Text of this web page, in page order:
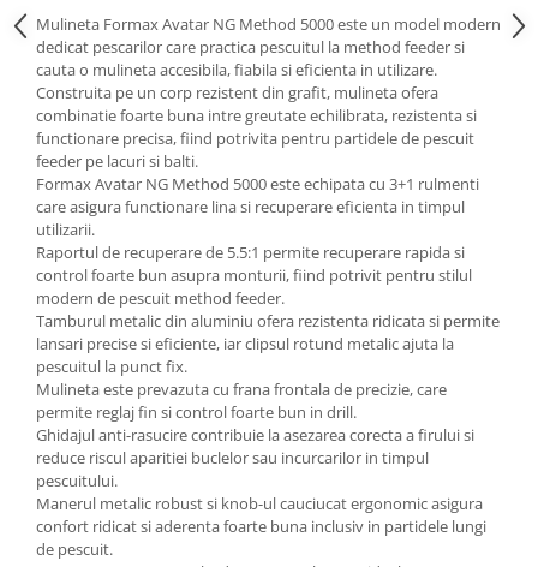
Mulineta Formax Avatar NG Method 5000 este un model modern
dedicat pescarilor care practica pescuitul la method feeder si
cauta o mulineta accesibila, fiabila si eficienta in utilizare.
Construita pe un corp rezistent din grafit, mulineta ofera
combinatie foarte buna intre greutate echilibrata, rezistenta si
functionare precisa, fiind potrivita pentru partidele de pescuit
feeder pe lacuri si balti.
Formax Avatar NG Method 5000 este echipata cu 3+1 rulmenti
care asigura functionare lina si recuperare eficienta in timpul
utilizarii.
Raportul de recuperare de 5.5:1 permite recuperare rapida si
control foarte bun asupra monturii, fiind potrivit pentru stilul
modern de pescuit method feeder.
Tamburul metalic din aluminiu ofera rezistenta ridicata si permite
lansari precise si eficiente, iar clipsul rotund metalic ajuta la
pescuitul la punct fix.
Mulineta este prevazuta cu frana frontala de precizie, care
permite reglaj fin si control foarte bun in drill.
Ghidajul anti-rasucire contribuie la asezarea corecta a firului si
reduce riscul aparitiei buclelor sau incurcarilor in timpul
pescuitului.
Manerul metalic robust si knob-ul cauciucat ergonomic asigura
confort ridicat si aderenta foarte buna inclusiv in partidele lungi
de pescuit.